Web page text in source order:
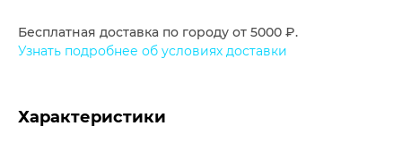
Бесплатная доставка по городу от 5000 ₽.
Узнать подробнее об условиях доставки
Характеристики